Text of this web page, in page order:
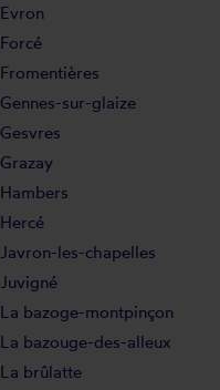
Evron
Forcé
Fromentières
Gennes-sur-glaize
Gesvres
Grazay
Hambers
Hercé
Javron-les-chapelles
Juvigné
La bazoge-montpinçon
La bazouge-des-alleux
La brûlatte